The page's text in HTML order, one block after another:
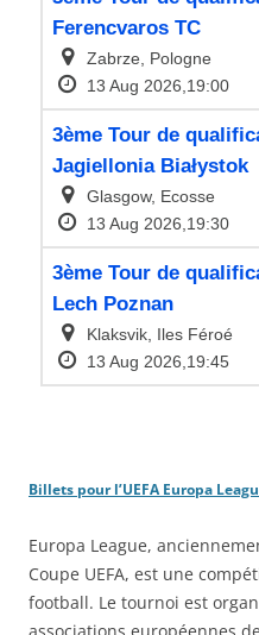
Billets pour l’UEFA Europa
Europa League,
Coupe UEFA, est une
football. Le tournoi est